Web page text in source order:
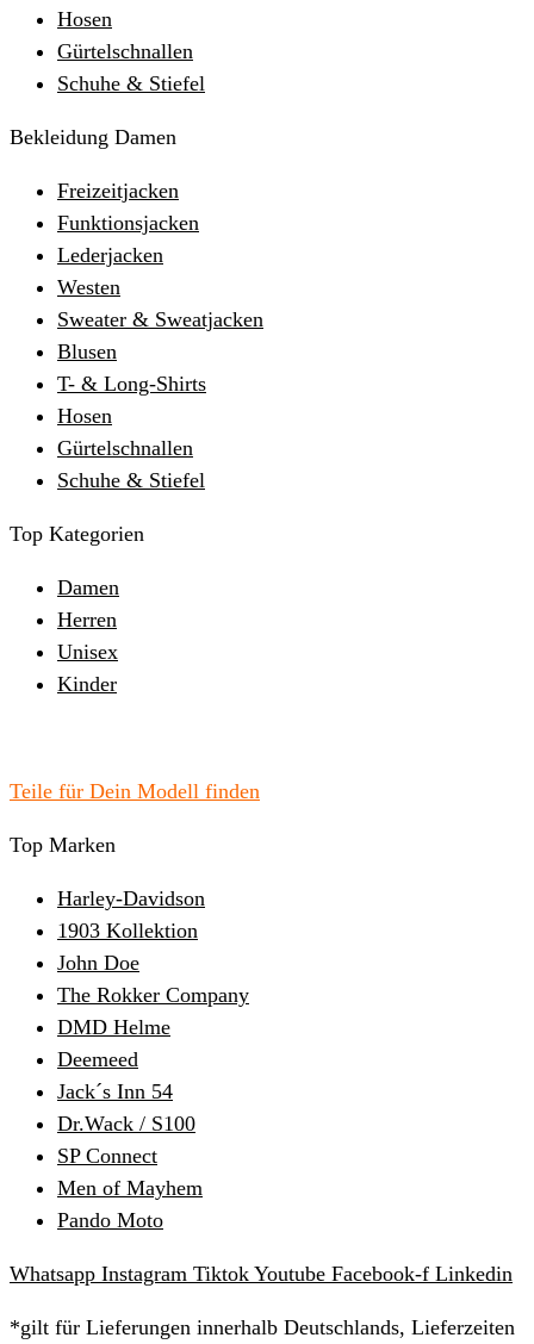
Hosen
Gürtelschnallen
Schuhe & Stiefel
Bekleidung Damen
Freizeitjacken
Funktionsjacken
Lederjacken
Westen
Sweater & Sweatjacken
Blusen
T- & Long-Shirts
Hosen
Gürtelschnallen
Schuhe & Stiefel
Top Kategorien
Damen
Herren
Unisex
Kinder
Teile für Dein Modell finden
Top Marken
Harley-Davidson
1903 Kollektion
John Doe
The Rokker Company
DMD Helme
Deemeed
Jack´s Inn 54
Dr.Wack / S100
SP Connect
Men of Mayhem
Pando Moto
Whatsapp Instagram Tiktok Youtube Facebook-f Linkedin
*gilt für Lieferungen innerhalb Deutschlands, Lieferzeiten